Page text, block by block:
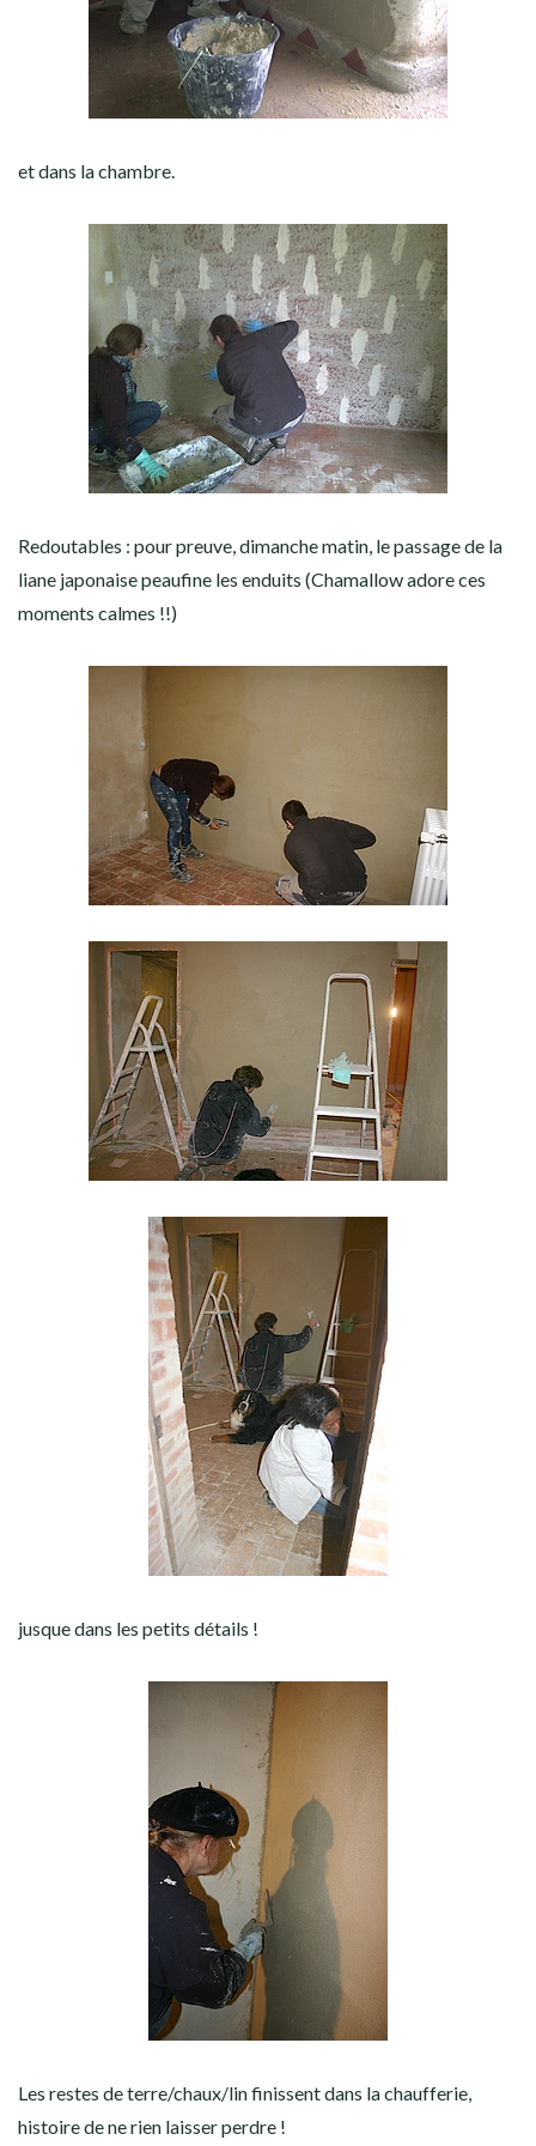
et dans la chambre.
Redoutables : pour preuve, dimanche matin, le passage de la
liane japonaise peaufine les enduits (Chamallow adore ces
moments calmes !!)
jusque dans les petits détails !
Les restes de terre/chaux/lin finissent dans la chaufferie,
histoire de ne rien laisser perdre !